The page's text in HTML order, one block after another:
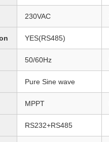
230VAC
YES(RS485)
50/60Hz
Pure Sine wave
MPPT
RS232+RS485